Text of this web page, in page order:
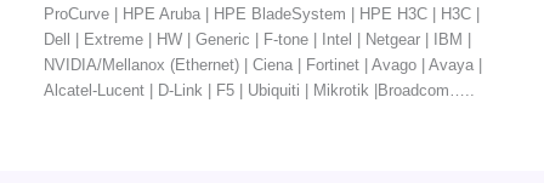
ProCurve | HPE Aruba | HPE BladeSystem | HPE H3C | H3C |
Dell | Extreme | HW | Generic | F-tone | Intel | Netgear | IBM |
NVIDIA/Mellanox (Ethernet) | Ciena | Fortinet | Avago | Avaya |
Alcatel-Lucent | D-Link | F5 | Ubiquiti | Mikrotik |Broadcom…..